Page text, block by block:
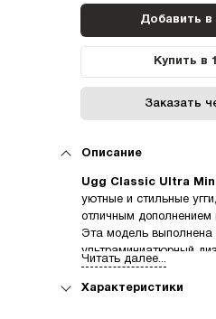
Добавить в
Купить в
Заказать
Описание
Ugg Classic Ultra
уютные и стильные
отличным дополнением
Эта модель выполнена
ультраминиатюрный
делает их идеальным
повседневной носки.
Читать далее...
Характеристики